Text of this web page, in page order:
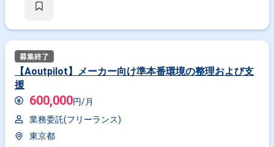
【Aoutpilot】メーカー向け準本番環境の整理および支
援
600,000円/月
業務委託(フリーランス)
東京都